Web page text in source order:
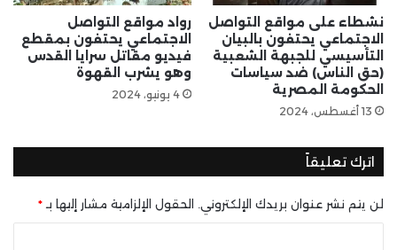
نشطاء على مواقع التواصل
الاجتماعي يحتفون بالبيان
التأسيسي للجبهة الشعبية
(حق الناس) ضد سياسات
الحكومة المصرية
13 أغسطس، 2024
رواد مواقع التواصل
الاجتماعي يحتفون بمقطع
فيديو مقاتل سرايا القدس
وهو يشرب القهوة
4 يونيو، 2024
اترك تعليقاً
لن يتم نشر عنوان بريدك الإلكتروني. الحقول الإلزامية مشار إليها بـ *